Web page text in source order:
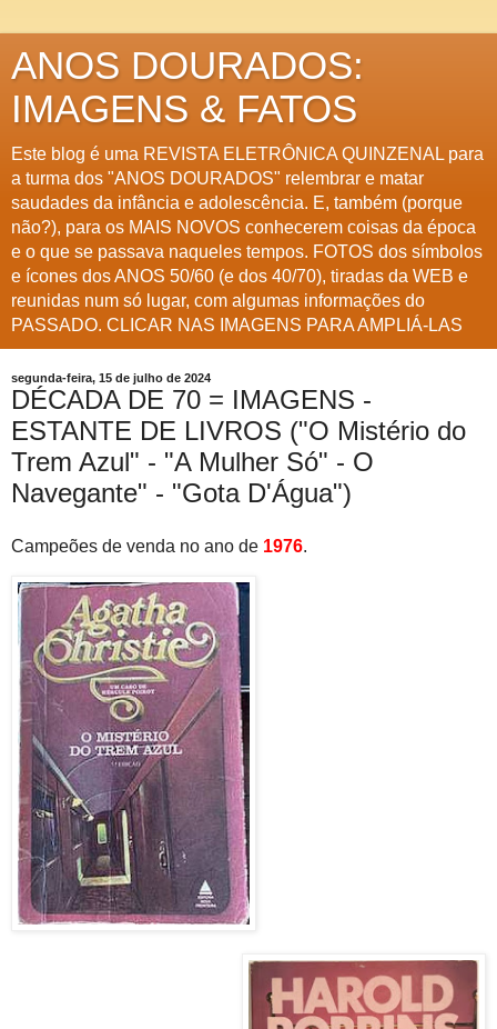
ANOS DOURADOS:
IMAGENS & FATOS
Este blog é uma REVISTA ELETRÔNICA QUINZENAL para
a turma dos "ANOS DOURADOS" relembrar e matar
saudades da infância e adolescência. E, também (porque
não?), para os MAIS NOVOS conhecerem coisas da época
e o que se passava naqueles tempos. FOTOS dos símbolos
e ícones dos ANOS 50/60 (e dos 40/70), tiradas da WEB e
reunidas num só lugar, com algumas informações do
PASSADO. CLICAR NAS IMAGENS PARA AMPLIÁ-LAS
segunda-feira, 15 de julho de 2024
DÉCADA DE 70 = IMAGENS -
ESTANTE DE LIVROS ("O Mistério do
Trem Azul" - "A Mulher Só" - O
Navegante" - "Gota D'Água")
Campeões de venda no ano de 1976.